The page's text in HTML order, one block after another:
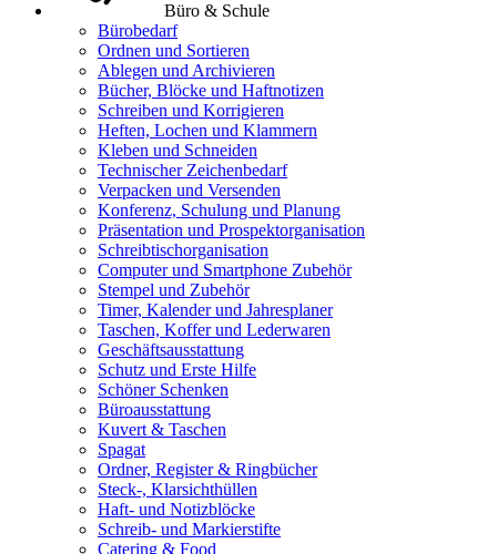
Büro & Schule
Bürobedarf
Ordnen und Sortieren
Ablegen und Archivieren
Bücher, Blöcke und Haftnotizen
Schreiben und Korrigieren
Heften, Lochen und Klammern
Kleben und Schneiden
Technischer Zeichenbedarf
Verpacken und Versenden
Konferenz, Schulung und Planung
Präsentation und Prospektorganisation
Schreibtischorganisation
Computer und Smartphone Zubehör
Stempel und Zubehör
Timer, Kalender und Jahresplaner
Taschen, Koffer und Lederwaren
Geschäftsausstattung
Schutz und Erste Hilfe
Schöner Schenken
Büroausstattung
Kuvert & Taschen
Spagat
Ordner, Register & Ringbücher
Steck-, Klarsichthüllen
Haft- und Notizblöcke
Schreib- und Markierstifte
Catering & Food